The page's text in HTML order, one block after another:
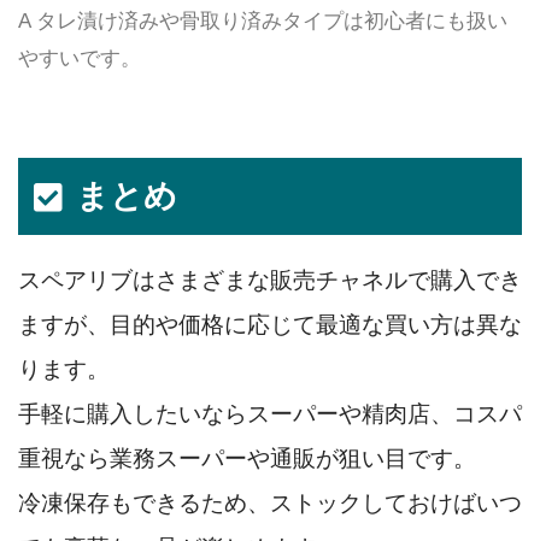
A タレ漬け済みや骨取り済みタイプは初心者にも扱い
やすいです。
まとめ
スペアリブはさまざまな販売チャネルで購入でき
ますが、目的や価格に応じて最適な買い方は異な
ります。
手軽に購入したいならスーパーや精肉店、コスパ
重視なら業務スーパーや通販が狙い目です。
冷凍保存もできるため、ストックしておけばいつ